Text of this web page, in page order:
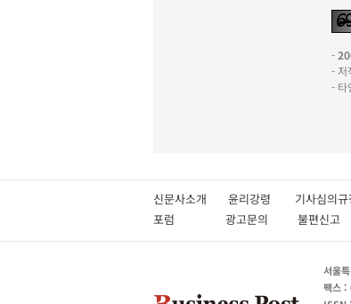
-
- 저
- 타
신문사소개 윤리강령 기사심
포럼
광고문의 불편신
서울
팩스 :